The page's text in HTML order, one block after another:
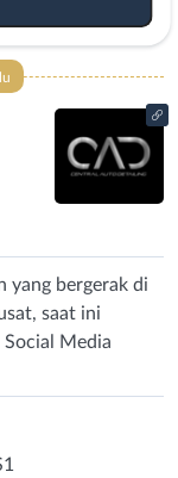
yang bergerak di
saat ini
Media